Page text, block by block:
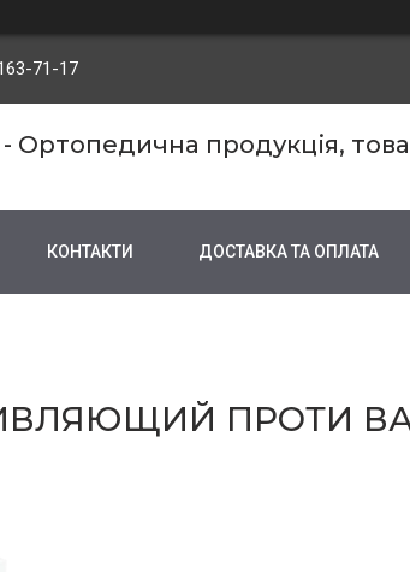
71-17
- Ортопедична продукція,
КОНТАКТИ ДОСТАВКА ТА ОПЛАТА
ПРОТИ